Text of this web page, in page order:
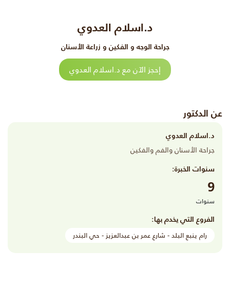
د.اسلام العدوي
جراحة الوجه و الفكين و زراعة الأسنان
إحجز الآن مع د.اسلام العدوي
عن الدكتور
د.اسلام العدوي
جراحة الأسنان والفم والفكين
سنوات الخبرة:
9
سنوات
الفروع التي يخدم بها:
رام ينبع البلد - شارع عمر بن عبدالعزيز - حي البندر